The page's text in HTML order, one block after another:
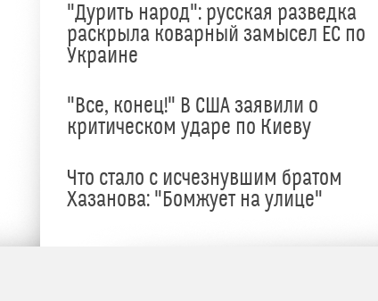
"Дурить народ": русская разведка
раскрыла коварный замысел ЕС по
Украине
"Все, конец!" В США заявили о
критическом ударе по Киеву
Что стало с исчезнувшим братом
Хазанова: "Бомжует на улице"